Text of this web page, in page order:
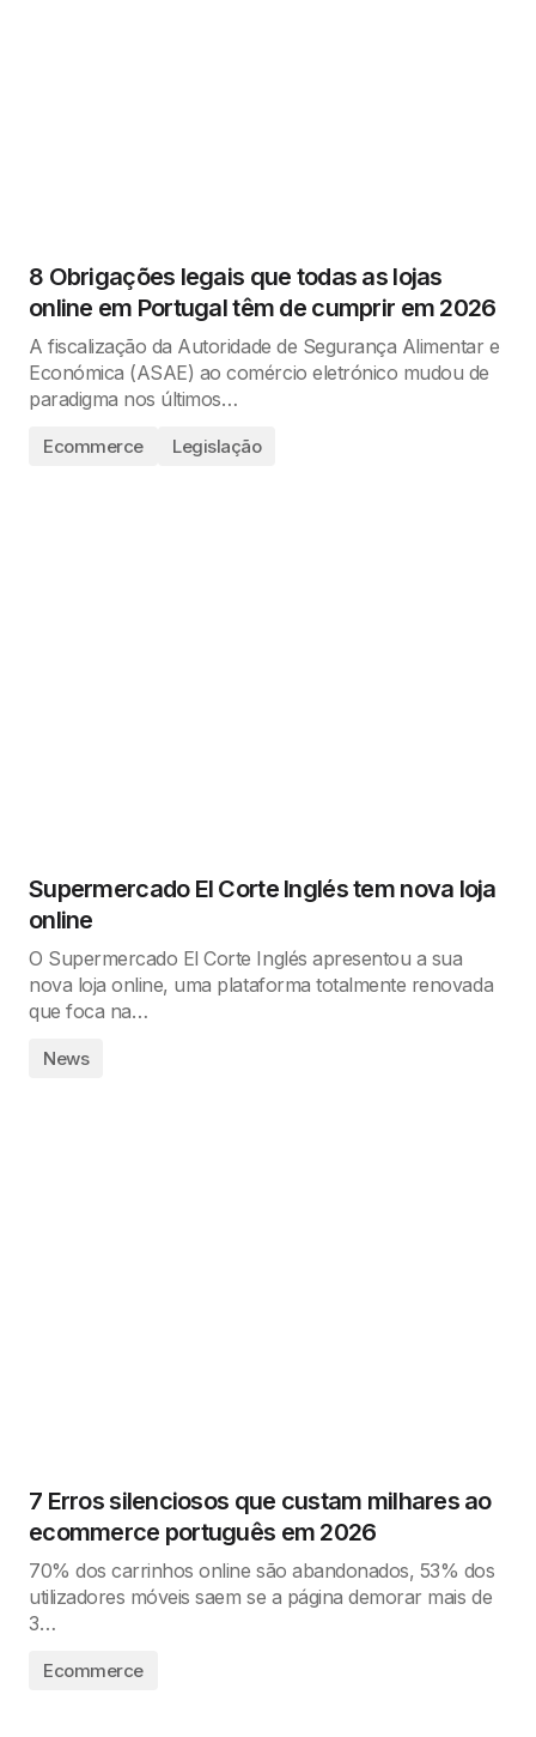
8 Obrigações legais que todas as lojas
online em Portugal têm de cumprir em 2026
A fiscalização da Autoridade de Segurança Alimentar e
Económica (ASAE) ao comércio eletrónico mudou de
paradigma nos últimos…
Ecommerce Legislação
Supermercado El Corte Inglés tem nova loja
online
O Supermercado El Corte Inglés apresentou a sua
nova loja online, uma plataforma totalmente renovada
que foca na…
News
7 Erros silenciosos que custam milhares ao
ecommerce português em 2026
70% dos carrinhos online são abandonados, 53% dos
utilizadores móveis saem se a página demorar mais de
3…
Ecommerce